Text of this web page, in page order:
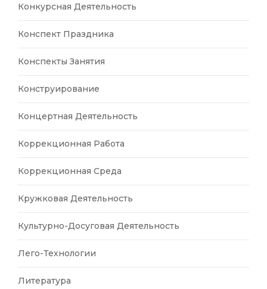
Конкурсная Деятельность
Конспект Праздника
Конспекты Занятия
Конструирование
Концертная Деятельность
Коррекционная Работа
Коррекционная Среда
Кружковая Деятельность
Культурно-Досуговая Деятельность
Лего-Технологии
Литература